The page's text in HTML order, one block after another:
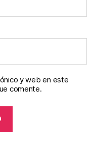
y web en este
comente.